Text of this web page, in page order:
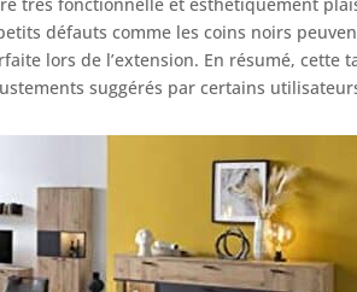
défauts comme les coins noirs
lors de l’extension. En résumé, cette
suggérés par certains